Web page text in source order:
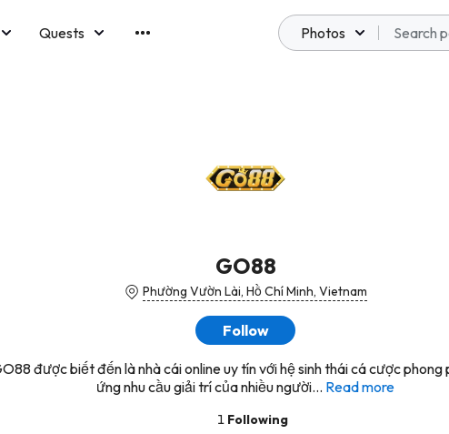
Quests
Photos
GO88
Phường Vườn Lài, Hồ Chí Minh, Vietnam
Follow
được biết đến là nhà cái online uy tín với hệ sinh thái cá cược phong
ứng nhu cầu giải trí của nhiều người... Read more
1 Following